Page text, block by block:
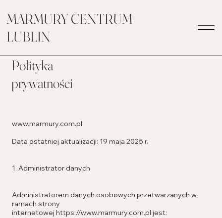
MARMURY CENTRUM
LUBLIN
Polityka
prywatności
www.marmury.com.pl
Data ostatniej aktualizacji: 19 maja 2025 r.
1. Administrator danych
Administratorem danych osobowych przetwarzanych w
ramach strony
internetowej https://www.marmury.com.pl jest: